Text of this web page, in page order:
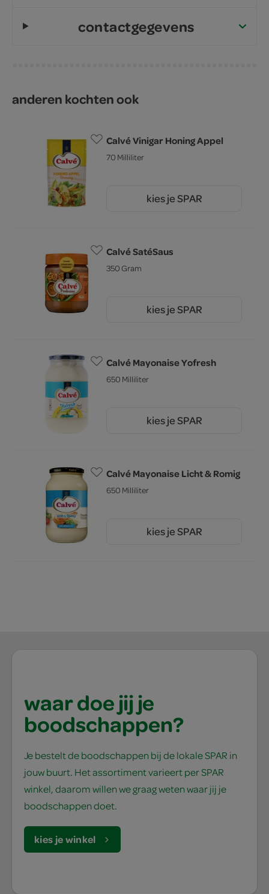
contactgegevens
anderen kochten ook
Calvé Vinigar Honing Appel
70 Milliliter
kies je SPAR
Calvé SatéSaus
350 Gram
kies je SPAR
Calvé Mayonaise Yofresh
650 Milliliter
kies je SPAR
Calvé Mayonaise Licht & Romig
650 Milliliter
kies je SPAR
waar doe jij je
boodschappen?
Je bestelt de boodschappen bij de lokale SPAR in
jouw buurt. Het assortiment varieert per SPAR
winkel, daarom willen we graag weten waar jij je
boodschappen doet.
kies je winkel